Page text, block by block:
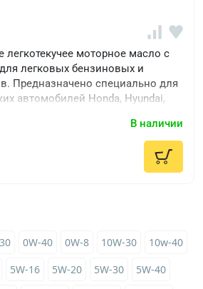
0W-40 0W-8 10W-30
10w-40
5W-16 5W-20 5W-30
5W-40
легкотекучее моторное масло с
легковых бензиновых и
Предназначено специально для
автомобилей Honda, Hyundai,
В наличии